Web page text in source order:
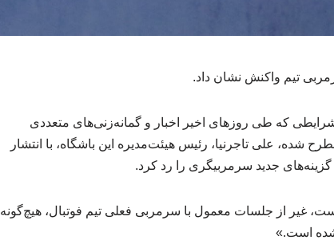
تیم واکنش نشان داد.
که طی روزهای اخیر اخبار و گمانه‌زنی‌های متعددی
شده، علی تاجرنیا، رئیس هیئت‌مدیره این باشگاه، با انتشار
گزینه‌های جدید سرمربیگری را رد کرد.
غیر از جلسات معمول با سرمربی فعلی تیم فوتبال، هیچ‌گونه
است.»